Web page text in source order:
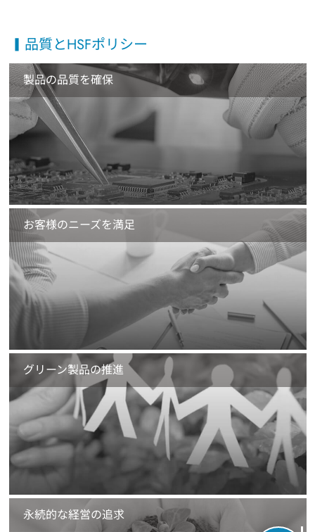
品質とHSFポリシー
製品の品質を確保
お客様のニーズを満足
グリーン製品の推進
永続的な経営の追求